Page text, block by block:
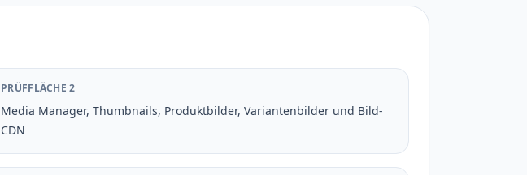
PRÜFFLÄCHE 2
Media Manager, Thumbnails, Produktbilder, Variantenbilder und Bild-
CDN